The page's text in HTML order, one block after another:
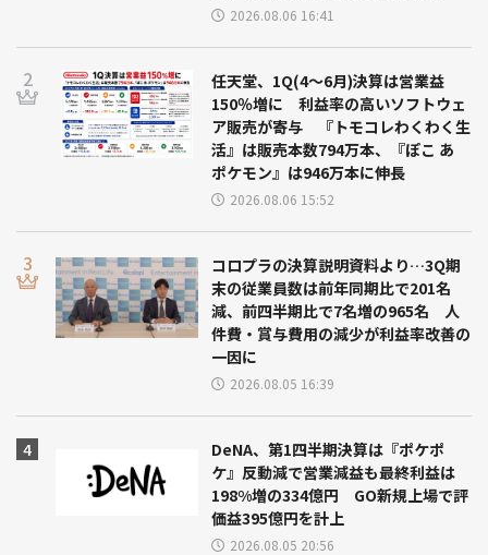
2026.08.06 16:41
任天堂、1Q(4～6月)決算は営業益
150％増に 利益率の高いソフトウェ
ア販売が寄与 『トモコレわくわく生
活』は販売本数794万本、『ぽこ あ
ポケモン』は946万本に伸長
2026.08.06 15:52
コロプラの決算説明資料より…3Q期
末の従業員数は前年同期比で201名
減、前四半期比で7名増の965名 人
件費・賞与費用の減少が利益率改善の
一因に
2026.08.05 16:39
DeNA、第1四半期決算は『ポケポ
ケ』反動減で営業減益も最終利益は
198%増の334億円 GO新規上場で評
価益395億円を計上
2026.08.05 20:56